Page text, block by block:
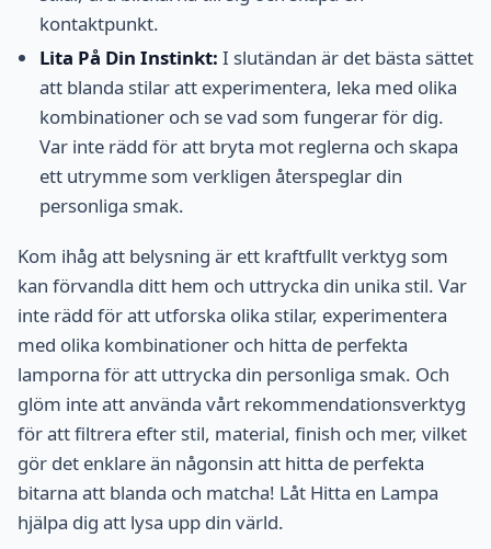
kontaktpunkt.
Lita På Din Instinkt: I slutändan är det bästa sättet
att blanda stilar att experimentera, leka med olika
kombinationer och se vad som fungerar för dig.
Var inte rädd för att bryta mot reglerna och skapa
ett utrymme som verkligen återspeglar din
personliga smak.
Kom ihåg att belysning är ett kraftfullt verktyg som
kan förvandla ditt hem och uttrycka din unika stil. Var
inte rädd för att utforska olika stilar, experimentera
med olika kombinationer och hitta de perfekta
lamporna för att uttrycka din personliga smak. Och
glöm inte att använda vårt rekommendationsverktyg
för att filtrera efter stil, material, finish och mer, vilket
gör det enklare än någonsin att hitta de perfekta
bitarna att blanda och matcha! Låt Hitta en Lampa
hjälpa dig att lysa upp din värld.